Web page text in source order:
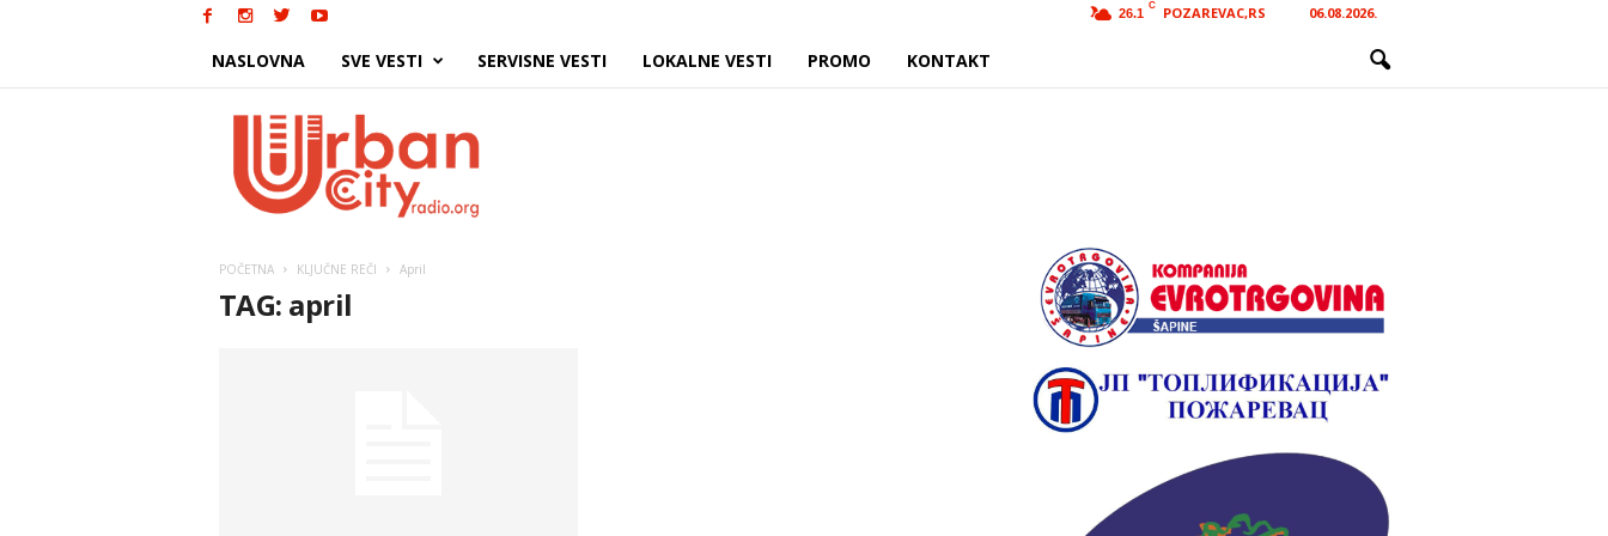
26.1
C POZAREVAC,RS 06.08.2026.
NASLOVNA SVE VESTI SERVISNE VESTI LOKALNE VESTI PROMO KONTAKT
POČETNA KLJUČNE REČI April
TAG: april